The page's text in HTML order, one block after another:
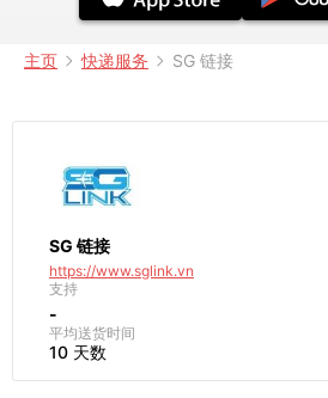
主页 快递服务 SG 链接
SG 链接
https://www.sglink.vn
支持
-
平均送货时间
10 天数